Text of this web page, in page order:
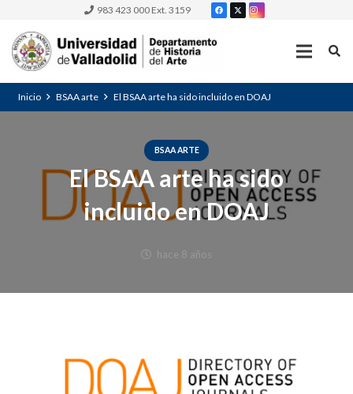
983 423 000 Ext. 3159
Inicio BSAA arte El BSAA arte ha sido incluido en DOAJ
BSAA ARTE
El BSAA arte ha sido
incluido en DOAJ
hace 8 años